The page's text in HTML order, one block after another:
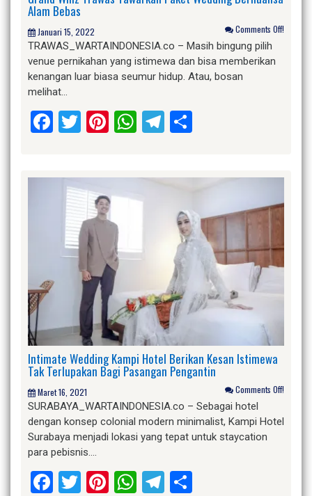
Alam Bebas
Januari 15, 2022 Comments Off!
TRAWAS_WARTAINDONESIA.co – Masih bingung pilih
venue pernikahan yang istimewa dan bisa memberikan
kenangan luar biasa seumur hidup. Atau, bosan
melihat…
Facebook
Twitter
Pinterest
WhatsApp
Telegram
Intimate Wedding Kampi Hotel Berikan Kesan Istimewa
Tak Terlupakan Bagi Pasangan Pengantin
Maret 16, 2021 Comments Off!
SURABAYA_WARTAINDONESIA.co – Sebagai hotel
dengan konsep colonial modern minimalist, Kampi Hotel
Surabaya menjadi lokasi yang tepat untuk staycation
para pebisnis….
Facebook
Twitter
Pinterest
WhatsApp
Telegram